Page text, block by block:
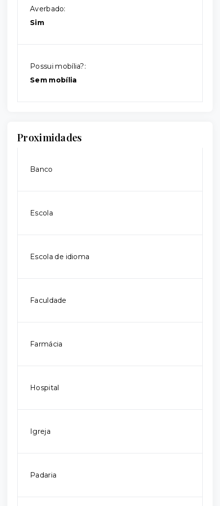
Averbado:
Sim
Possui mobília?:
Sem mobília
Proximidades
Banco
Escola
Escola de idioma
Faculdade
Farmácia
Hospital
Igreja
Padaria